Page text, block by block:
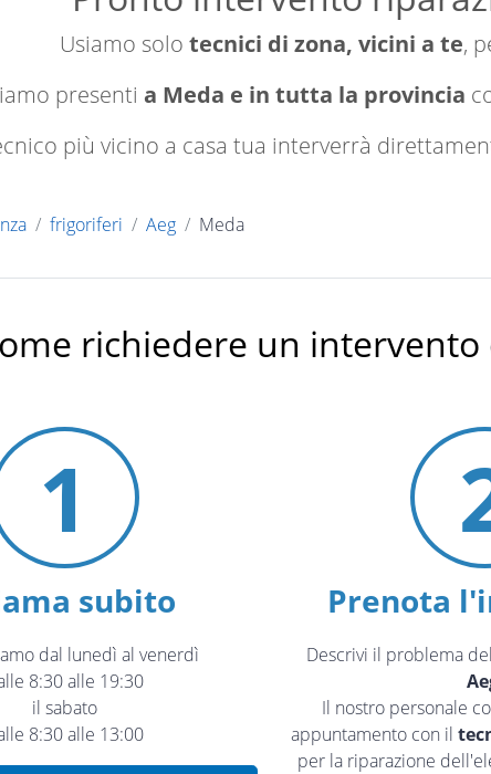
Usiamo solo tecnici di zona, vicini a te,
presenti a Meda e in tutta la provincia
più vicino a casa tua interverrà
frigoriferi Aeg Meda
richiedere un intervento
1
subito
dal lunedì al venerdì
8:30 alle 19:30
il sabato
8:30 alle 13:00
Prenota
Descrivi il problema
Il nostro personale
appuntamento con il
per la riparazione